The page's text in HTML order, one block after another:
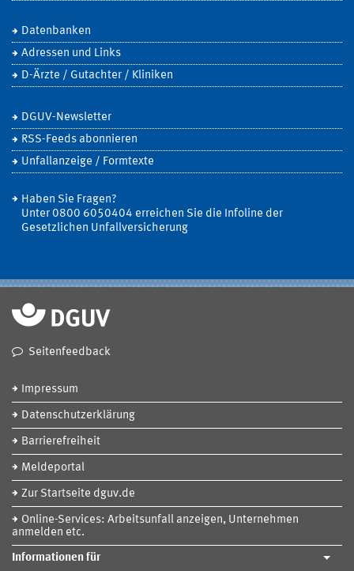
Datenbanken
Adressen und Links
D-Ärzte / Gutachter / Kliniken
DGUV-Newsletter
RSS-Feeds abonnieren
Unfallanzeige / Formtexte
Haben Sie Fragen?
Unter 0800 6050404 erreichen Sie die Infoline der
Gesetzlichen Unfallversicherung
Seitenfeedback
Impressum
Datenschutzerklärung
Barrierefreiheit
Meldeportal
Zur Startseite dguv.de
Online-Services: Arbeitsunfall anzeigen, Unternehmen
anmelden etc.
Informationen für